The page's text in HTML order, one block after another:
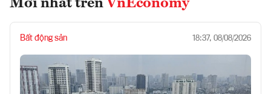
Mới nhất trên VnEconomy
Bất động sản 18:37, 08/08/2026